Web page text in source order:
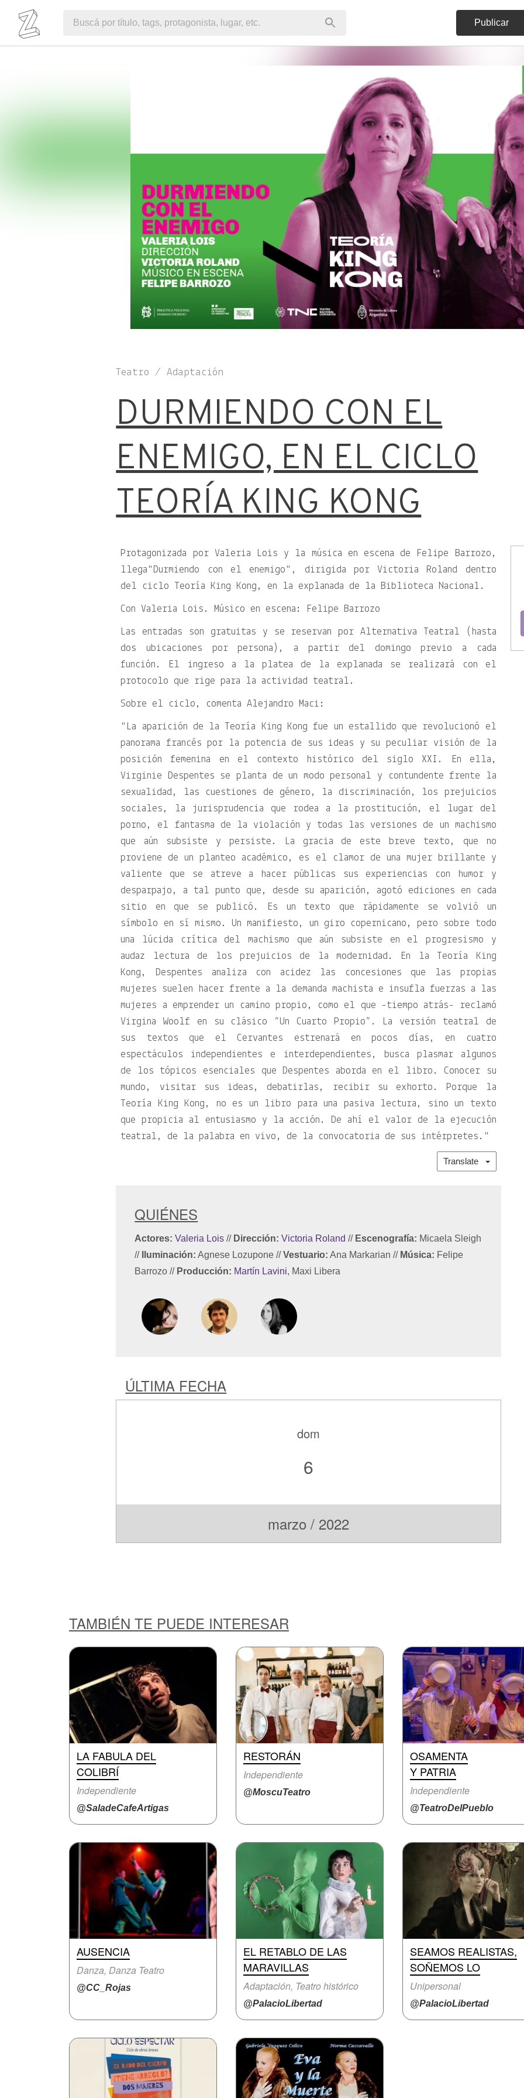
Publicar
Teatro / Adaptación
DURMIENDO CON EL
ENEMIGO, EN EL CICLO
TEORÍA KING KONG
Protagonizada por Valeria Lois y la música en escena de Felipe Barrozo,
llega
Durmiendo con el enemigo
, dirigida por Victoria Roland dentro
del ciclo Teoría King Kong, en la explanada de la Biblioteca Nacional.
Con Valeria Lois. Músico en escena: Felipe Barrozo
Las entradas son gratuitas y se reservan por Alternativa Teatral (hasta
dos ubicaciones por persona), a partir del domingo previo a cada
función. El ingreso a la platea de la explanada se realizará con el
protocolo que rige para la actividad teatral.
Sobre el ciclo, comenta Alejandro Maci:
La aparición de la Teoría King Kong fue un estallido que revolucionó el
panorama francés por la potencia de sus ideas y su peculiar visión de la
posición femenina en el contexto histórico del siglo XXI. En ella,
Virginie Despentes se planta de un modo personal y contundente frente la
sexualidad, las cuestiones de género, la discriminación, los prejuicios
sociales, la jurisprudencia que rodea a la prostitución, el lugar del
porno, el fantasma de la violación y todas las versiones de un machismo
que aún subsiste y persiste. La gracia de este breve texto, que no
proviene de un planteo académico, es el clamor de una mujer brillante y
valiente que se atreve a hacer públicas sus experiencias con humor y
desparpajo, a tal punto que, desde su aparición, agotó ediciones en cada
sitio en que se publicó. Es un texto que rápidamente se volvió un
símbolo en sí mismo. Un manifiesto, un giro copernicano, pero sobre todo
una lúcida crítica del machismo que aún subsiste en el progresismo y
audaz lectura de los prejuicios de la modernidad. En la Teoría King
Kong, Despentes analiza con acidez las concesiones que las propias
mujeres suelen hacer frente a la demanda machista e insufla fuerzas a las
mujeres a emprender un camino propio, como el que -tiempo atrás- reclamó
Virgina Woolf en su clásico “Un Cuarto Propio”. La versión teatral de
sus textos que el Cervantes estrenará en pocos días, en cuatro
espectáculos independientes e interdependientes, busca plasmar algunos
de los tópicos esenciales que Despentes aborda en el libro. Conocer su
mundo, visitar sus ideas, debatirlas, recibir su exhorto. Porque la
Teoría King Kong, no es un libro para una pasiva lectura, sino un texto
que propicia al entusiasmo y la acción. De ahí el valor de la ejecución
teatral, de la palabra en vivo, de la convocatoria de sus intérpretes.
Translate
QUIÉNES
Actores: Valeria Lois // Dirección: Victoria Roland // Escenografía: Micaela Sleigh
//
Iluminación: Agnese Lozupone// Vestuario: Ana Markarian// Música: Felipe
Barrozo// Producción: Martín Lavini, Maxi Libera
ÚLTIMA FECHA
dom
6
marzo / 2022
TAMBIÉN TE PUEDE INTERESAR
LA FABULA DEL
COLIBRÍ
Independiente
@SaladeCafeArtigas
RESTORÁN
Independiente
@MoscuTeatro
OSAMENTA
Y PATRIA
Independiente
@TeatroDelPueblo
AUSENCIA
Danza, Danza Teatro
@CC_Rojas
EL RETABLO DE LAS
MARAVILLAS
Adaptación, Teatro histórico
@PalacioLibertad
SEAMOS REALISTAS,
SOÑEMOS LO
Unipersonal
@PalacioLibertad